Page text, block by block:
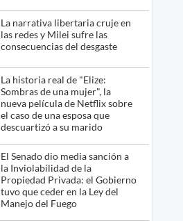
La narrativa libertaria cruje en
las redes y Milei sufre las
consecuencias del desgaste
La historia real de "Elize:
Sombras de una mujer", la
nueva película de Netflix sobre
el caso de una esposa que
descuartizó a su marido
El Senado dio media sanción a
la Inviolabilidad de la
Propiedad Privada: el Gobierno
tuvo que ceder en la Ley del
Manejo del Fuego